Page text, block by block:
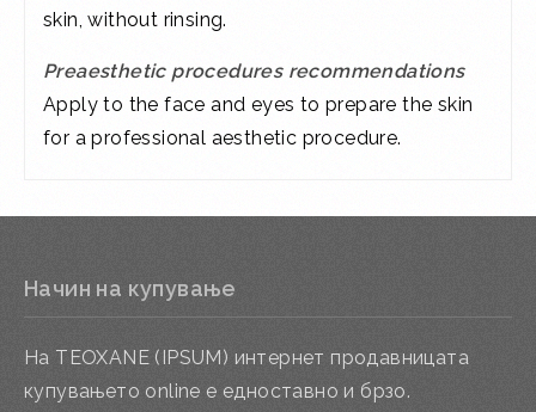
skin, without rinsing.
Preaesthetic procedures recommendations
Apply to the face and eyes to prepare the skin
for a professional aesthetic procedure.
Начин на купување
На TEOXANE (IPSUM) интернет продавницата
купувањето online е едноставно и брзо.